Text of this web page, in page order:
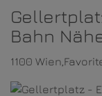
Bahn
1100